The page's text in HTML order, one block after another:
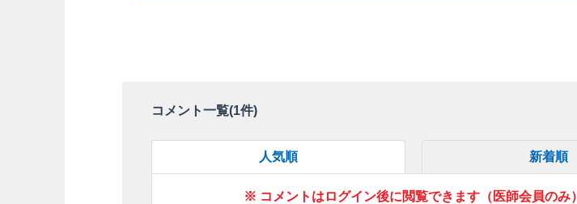
コメント一覧(1件)
人気順 新着順
※ コメントはログイン後に閲覧できます（医師会員のみ）